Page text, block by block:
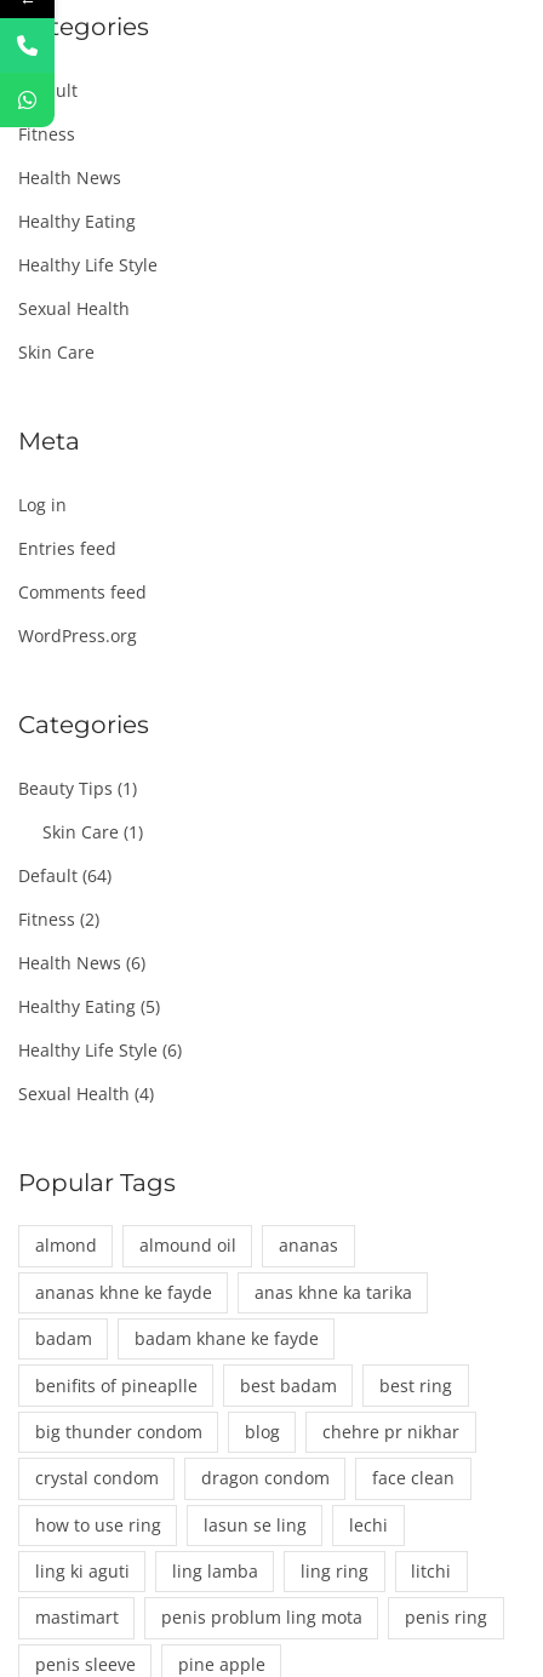
Categories
Default
Fitness
Health News
Healthy Eating
Healthy Life Style
Sexual Health
Skin Care
Meta
Log in
Entries feed
Comments feed
WordPress.org
Categories
Beauty Tips (1)
Skin Care (1)
Default (64)
Fitness (2)
Health News (6)
Healthy Eating (5)
Healthy Life Style (6)
Sexual Health (4)
Popular Tags
almond almound oil ananas
ananas khne ke fayde anas khne ka tarika
badam badam khane ke fayde
benifits of pineaplle best badam best ring
big thunder condom blog chehre pr nikhar
crystal condom dragon condom face clean
how to use ring lasun se ling lechi
ling ki aguti ling lamba ling ring litchi
mastimart penis problum ling mota penis ring
penis sleeve pine apple